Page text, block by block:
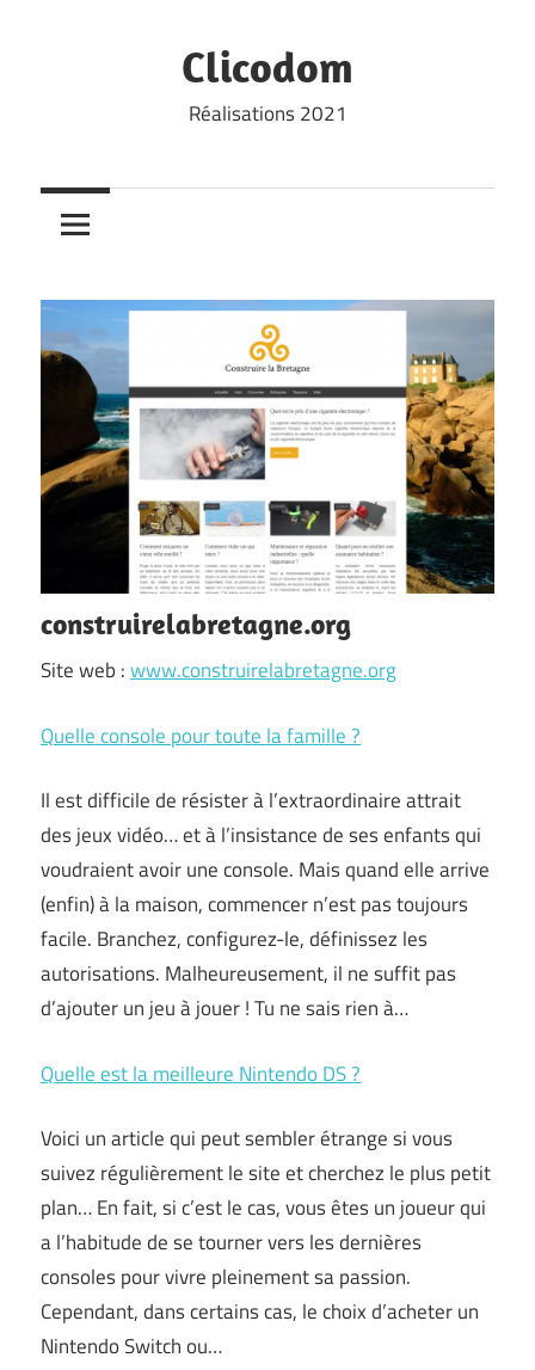
Clicodom
Réalisations 2021
construirelabretagne.org
Site web :www.construirelabretagne.org
Quelle console pour toute la famille ?
Il est difficile de résister à l’extraordinaire attrait
des jeux vidéo… et à l’insistance de ses enfants qui
voudraient avoir une console. Mais quand elle arrive
(enfin) à la maison, commencer n’est pas toujours
facile. Branchez, configurez-le, définissez les
autorisations. Malheureusement, il ne suffit pas
d’ajouter un jeu à jouer ! Tu ne sais rien à…
Quelle est la meilleure Nintendo DS ?
Voici un article qui peut sembler étrange si vous
suivez régulièrement le site et cherchez le plus petit
plan… En fait, si c’est le cas, vous êtes un joueur qui
a l’habitude de se tourner vers les dernières
consoles pour vivre pleinement sa passion.
Cependant, dans certains cas, le choix d’acheter un
Nintendo Switch ou…